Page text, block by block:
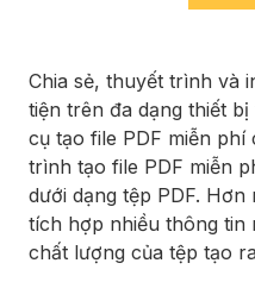
Chia sẻ, thuyết trình và
tiện trên đa dạng thiết
cụ tạo file PDF miễn phí
trình tạo file PDF miễn
dưới dạng tệp PDF.
tích hợp nhiều thông tin
chất lượng của tệp tạo